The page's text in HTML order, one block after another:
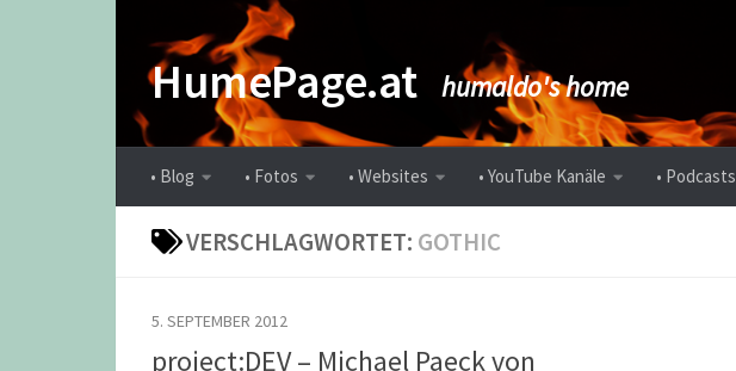
Zum Inhalt springen
HumePage.at humaldo's home
• Blog • Fotos • Websites • YouTube Kanäle • Podcasts
VERSCHLAGWORTET: GOTHIC
5. SEPTEMBER 2012
project:DEV – Michael Paeck von